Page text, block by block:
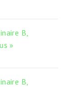
B,
»
B,